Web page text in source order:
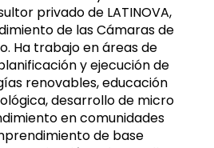
privado de LATINOVA,
de las Cámaras de
Ha trabajo en áreas de
y ejecución de
renovables, educación
desarrollo de micro
en comunidades
de base